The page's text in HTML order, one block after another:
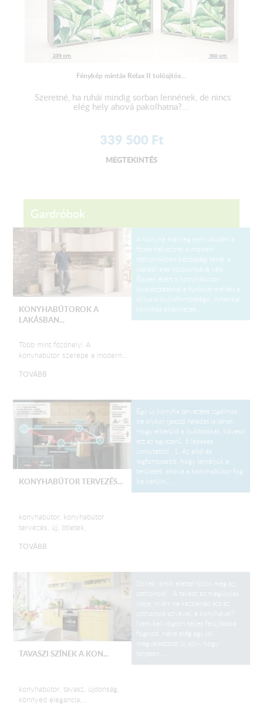
Fénykép mintás Relax II tolóajtós...
Szeretné, ha ruhái mindig sorban lennének, de nincs
elég hely ahová pakolhatna?...
339 500 Ft
MEGTEKINTÉS
Gardróbok
KONYHABÚTOROK A
LAKÁSBAN...
Több mint főzőhely: A
konyhabútor szerepe a modern...
TOVÁBB
A konyha már rég nem csupán a
főzés helyszíne; a modern
otthonokban közösségi térré, a
családi élet központjává vált.
Éppen ezért a konyhabútor
kiválasztásánál a funkció mellett a
stílus is kulcsfontosságú. Amerikai
konyhás elrendezés...
KONYHABÚTOR TERVEZÉS...
konyhabútor, konyhabútor
tervezés, új, ötletek,
TOVÁBB
Egy új konyha tervezése izgalmas,
de olykor ijesztő feladat is lehet.
Hogy elkerüld a buktatókat, kövesd
ezt az egyszerű, 5 lépéses
útmutatót! 1. Az első és
legfontosabb, hogy lemérjük a
területet, ahova a konyhabútor fog
be kerülni....
TAVASZI SZÍNEK A KON...
konyhabútor, tavasz, újdonság,
könnyed elegancia,...
Színek, amik élettel töltik meg az
otthonod! A tavasz az megújulás
ideje, miért ne kezdenéd ezt az
otthonod szívével, a konyhával?
Nem kell rögtön teljes felújításba
fognod; néha elég egy jól
megválasztott új szín, hogy
teljesen...